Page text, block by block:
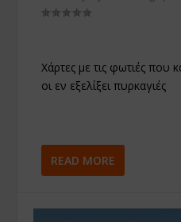
Χάρτες με τις φωτιές που
οι εν εξελίξει πυρκαγιές
READ MORE